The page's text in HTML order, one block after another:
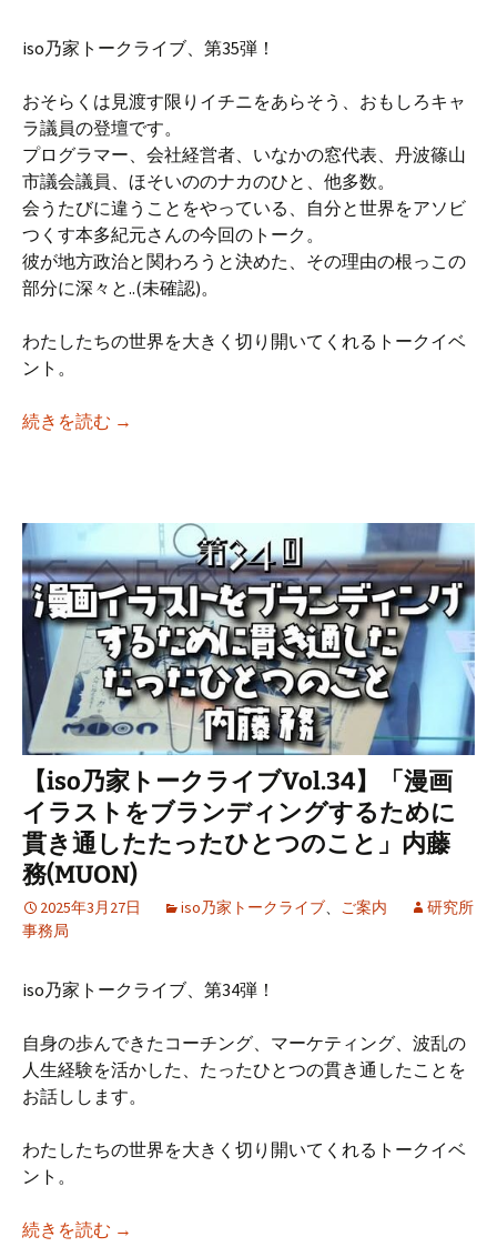
iso乃家トークライブ、第35弾！
おそらくは見渡す限りイチニをあらそう、おもしろキャ
ラ議員の登壇です。
プログラマー、会社経営者、いなかの窓代表、丹波篠山
市議会議員、ほそいののナカのひと、他多数。
会うたびに違うことをやっている、自分と世界をアソビ
つくす本多紀元さんの今回のトーク。
彼が地方政治と関わろうと決めた、その理由の根っこの
部分に深々と..(未確認)。
わたしたちの世界を大きく切り開いてくれるトークイベ
ント。
続きを読む 【iso乃家トークライブVol.35】「ぼくが市議
→
【iso乃家トークライブVol.34】「漫画
イラストをブランディングするために
貫き通したたったひとつのこと」内藤
務(MUON)
2025年3月27日 iso乃家トークライブ、 ご案内
研究所
事務局
iso乃家トークライブ、第34弾！
自身の歩んできたコーチング、マーケティング、波乱の
人生経験を活かした、たったひとつの貫き通したことを
お話しします。
わたしたちの世界を大きく切り開いてくれるトークイベ
ント。
続きを読む 【iso乃家トークライブVol.34】「漫画イラス
→